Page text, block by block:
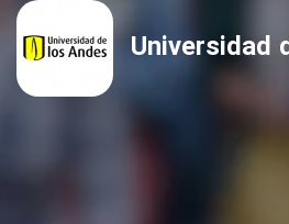
Universidad